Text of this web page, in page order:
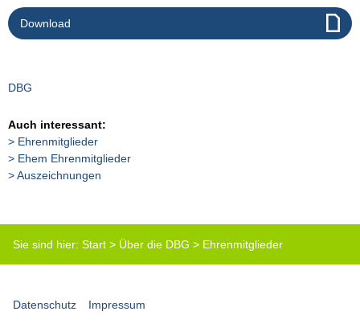
Download
DBG
Auch interessant:
Ehrenmitglieder
Ehem Ehrenmitglieder
Auszeichnungen
Sie sind hier: Start > Über die DBG > Ehrenmitglieder
Datenschutz Impressum